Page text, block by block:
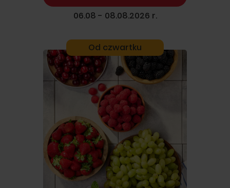
06.08 - 08.08.2026 r.
Od czwartku